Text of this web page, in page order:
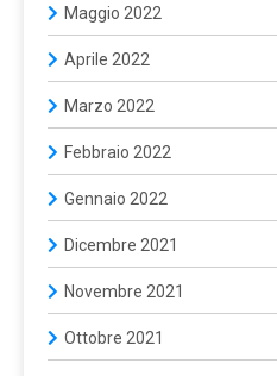
Maggio 2022
Aprile 2022
Marzo 2022
Febbraio 2022
Gennaio 2022
Dicembre 2021
Novembre 2021
Ottobre 2021